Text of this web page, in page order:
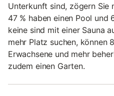
Unterkunft sind, zögern Sie
47 % haben einen Pool und
keine sind mit einer Sauna
mehr Platz suchen, können
Erwachsene und mehr
zudem einen Garten.